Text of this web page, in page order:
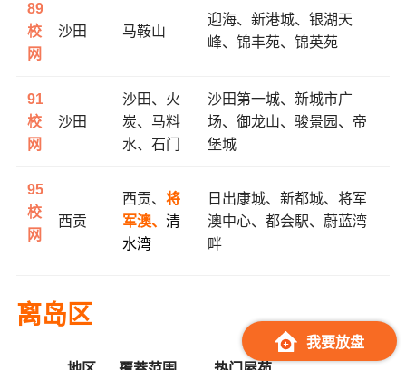
89
校
网
沙田 马鞍山
迎海、 新港城、 银湖天
峰、 锦丰苑、 锦英苑
91
校
网
沙田
沙田、火
炭、马料
水、石门
沙田第一城、 新城市广
场、 御龙山、 骏景园、 帝
堡城
95
校
网
西贡
西贡、 将
军澳、 清
水湾
日出康城、 新都城、 将军
澳中心、 都会駅、 蔚蓝湾
畔
离岛区
我要放盘